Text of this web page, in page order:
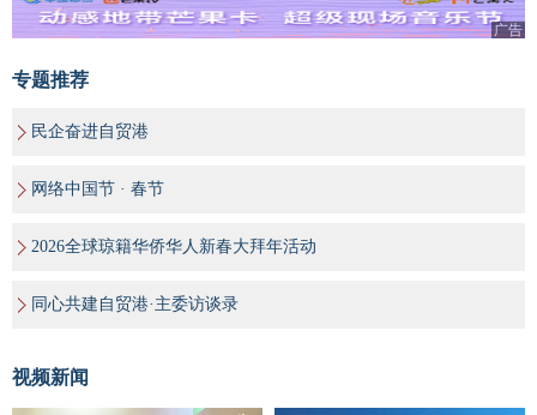
广告
专题推荐
民企奋进自贸港
网络中国节 · 春节
2026全球琼籍华侨华人新春大拜年活动
同心共建自贸港·主委访谈录
视频新闻